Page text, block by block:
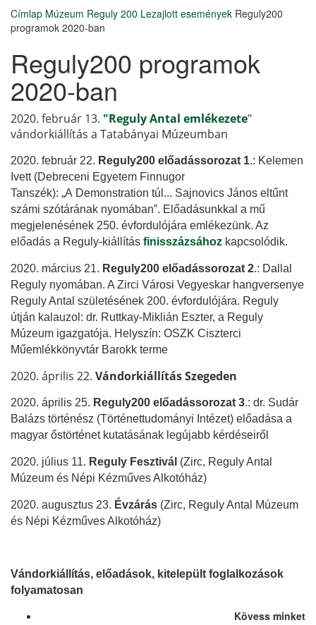
Címlap Múzeum Reguly 200 Lezajlott események Reguly200
programok 2020-ban
Reguly200 programok
2020-ban
2020. február 13. "Reguly Antal emlékezete"
vándorkiállítás a Tatabányai Múzeumban
2020. február 22. Reguly200 előadássorozat 1.: Kelemen
Ivett (Debreceni Egyetem Finnugor
Tanszék): „A Demonstration túl... Sajnovics János eltűnt
számi szótárának nyomában”. Előadásunkkal a mű
megjelenésének 250. évfordulójára emlékezünk. Az
előadás a Reguly-kiállítás finisszázsához kapcsolódik.
2020. március 21. Reguly200 előadássorozat 2.: Dallal
Reguly nyomában. A Zirci Városi Vegyeskar hangversenye
Reguly Antal születésének 200. évfordulójára. Reguly
útján kalauzol: dr. Ruttkay-Miklián Eszter, a Reguly
Múzeum igazgatója. Helyszín: OSZK Ciszterci
Műemlékkönyvtár Barokk terme
2020. április 22. Vándorkiállítás Szegeden
2020. április 25. Reguly200 előadássorozat 3.: dr. Sudár
Balázs történész (Történettudományi Intézet) előadása a
magyar őstörténet kutatásának legújabb kérdéseiről
2020. július 11. Reguly Fesztivál (Zirc, Reguly Antal
Múzeum és Népi Kézműves Alkotóház)
2020. augusztus 23. Évzárás (Zirc, Reguly Antal Múzeum
és Népi Kézműves Alkotóház)
Vándorkiállítás, előadások, kitelepült foglalkozások
folyamatosan
Kövess minket